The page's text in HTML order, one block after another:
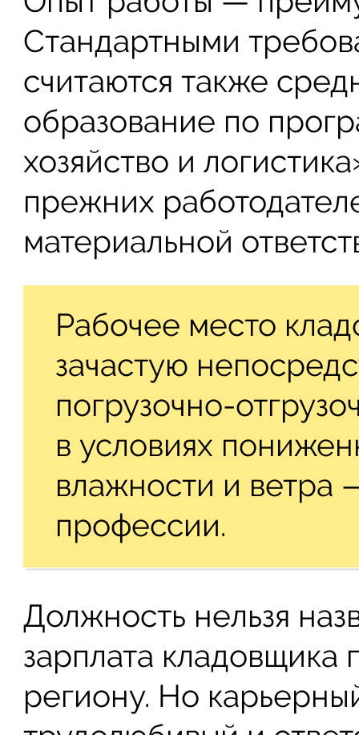
Стандартными
считаются также
образование по
хозяйство и
прежних
материальной
Рабочее место
зачастую
погрузочно-
в условиях
влажности и ветра
профессии.
Должность нельзя
зарплата
региону. Но